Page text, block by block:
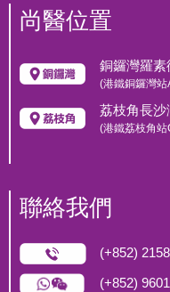
尚醫位置
銅鑼灣羅素
(港鐵銅鑼灣
荔枝角長沙
(港鐵荔枝角站
聯絡我們
(+852)
(+852)